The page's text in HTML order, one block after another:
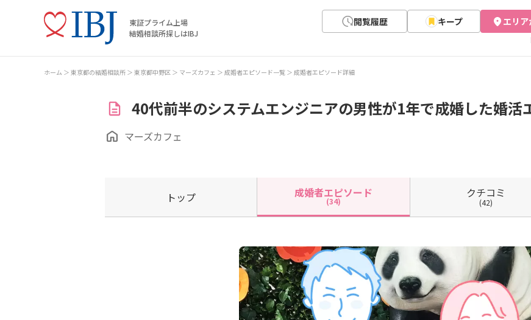
東証プライム上場
結婚相談所探しはIBJ
閲覧履歴 キープ エリ
ホーム 東京都の結婚相談所 東京都中野区 マーズカフェ 成婚者エピソード一覧 成婚者エピソード詳細
40代前半のシステムエンジニアの男性が1年で成婚した婚活
マーズカフェ
トップ 成婚者エピソード
(34)
クチコミ
(42)